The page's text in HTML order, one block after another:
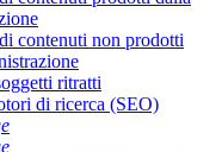
contenuti non prodotti
ritratti
di ricerca (SEO)